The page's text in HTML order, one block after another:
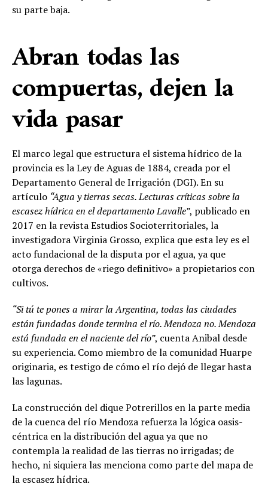
su parte baja.
Abran todas las
compuertas, dejen la
vida pasar
El marco legal que estructura el sistema hídrico de la
provincia es la Ley de Aguas de 1884, creada por el
Departamento General de Irrigación (DGI). En su
artículo “Agua y tierras secas. Lecturas críticas sobre la
escasez hídrica en el departamento Lavalle”, publicado en
2017 en la revista Estudios Socioterritoriales, la
investigadora Virginia Grosso, explica que esta ley es el
acto fundacional de la disputa por el agua, ya que
otorga derechos de «riego definitivo» a propietarios con
cultivos.
“Si tú te pones a mirar la Argentina, todas las ciudades
están fundadas donde termina el río. Mendoza no. Mendoza
está fundada en el naciente del río”, cuenta Anibal desde
su experiencia. Como miembro de la comunidad Huarpe
originaria, es testigo de cómo el río dejó de llegar hasta
las lagunas.
La construcción del dique Potrerillos en la parte media
de la cuenca del río Mendoza refuerza la lógica oasis-
céntrica en la distribución del agua ya que no
contempla la realidad de las tierras no irrigadas; de
hecho, ni siquiera las menciona como parte del mapa de
la escasez hídrica.